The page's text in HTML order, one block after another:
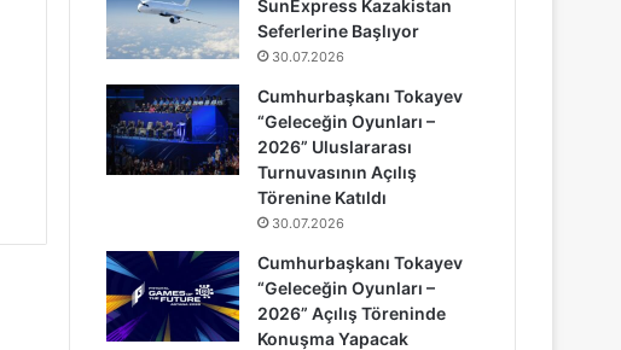
SunExpress Kazakistan
Seferlerine Başlıyor
30.07.2026
Cumhurbaşkanı Tokayev
“Geleceğin Oyunları –
2026” Uluslararası
Turnuvasının Açılış
Törenine Katıldı
30.07.2026
Cumhurbaşkanı Tokayev
“Geleceğin Oyunları –
2026” Açılış Töreninde
Konuşma Yapacak